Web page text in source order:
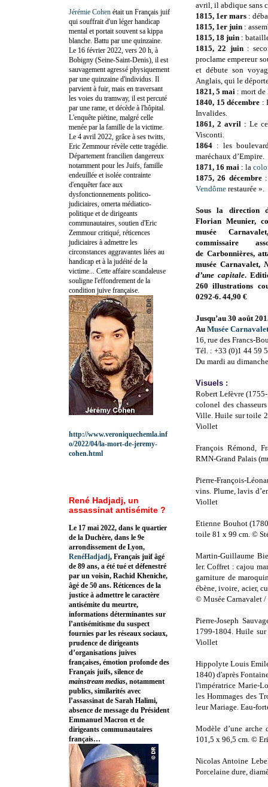
avril, il abdique sans
1815, 1er mars :
1815, 1er juin :
1815, 18 juin :
1815, 22 juin:
proclame empereur
et débute son
Anglais, qui le
1821, 5 mai : mort de
1840, 15 décembre :
Invalides.
1861, 2 avril : Le
Visconti.
1864 : les
maréchaux d’Empire.
1871, 16 mai : la
1875, 26 décembre:
Vendôme restaurée ».
Sous la direction
Florian Meunier,
musée
commissaire
de Carbonnières,
musée Carnavalet,
d’une capitale.
260 illustrations
0292-6. 44,90 €
Jusqu’au 30 août
Au Musée
16, rue des Francs-
Tél. : +33 (0)1 44 59
Du mardi au
Visuels :
Robert Lefèvre
colonel des
Ville. Huile sur toile
Viollet
François Rémond,
RMN-Grand Palais
Pierre-François-
vins. Plume, lavis
Viollet
Etienne Bouhot
toile 81 x 99 cm. ©
Martin-Guillaume
Ier. Coffret : cajou
garniture de
ébène, ivoire, acier,
© Musée Carnavalet
Pierre-Joseph
1799-1804. Huile
Viollet
Hippolyte Louis
1840) d'après
l'impératrice Marie-
les Hommages des
leur Mariage. Eau-
Modèle d’une
101,5 x 96,5 cm. ©
Nicolas Antoine
Porcelaine dure,
Jérémie Cohen était un Français juif
qui souffrait d'un léger handicap
mental et portait souvent sa kippa
blanche. Battu par une quinzaine.
Le 16 février 2022, vers 20 h, à
Bobigny (Seine-Saint-Denis), il est
sauvagement agressé physiquement
par une quinzaine d'individus. Il
parvient à fuir, mais en traversant
les voies du tramway, il est percuté
par une rame, et décède à l'hôpital.
L'enquête piétine, malgré celle
menée par la famille de la victime.
Le 4 avril 2022, grâce à ses twitts,
Eric Zemmour révèle cette tragédie.
Département francilien dangereux
notamment pour les Juifs, famille
endeuillée et isolée contrainte
d'enquêter face aux
dysfonctionnements politico-
judiciaires, omerta médiatico-
politique et de dirigeants
communautaires, soutien d'Eric
Zemmour critiqué, réticences
judiciaires à admettre les
circonstances aggravantes liées au
handicap et à la judéité de la
victime... Cette affaire scandaleuse
souligne l'effondrement de la
condition juive française.
http://www.veroniquechemla.inf
o/2022/04/la-mort-de-jeremy-
cohen.html
René Hadjadj, un
assassinat antisémite ?
Le 17 mai 2022, dans le quartier
de la Duchère, dans le 9e
arrondissement de Lyon,
RenéHadjadj, Français juif âgé
de 89 ans, a été tué et défenestré
par un voisin, Rachid Kheniche,
âgé de 50 ans. Réticences de la
justice à admettre le caractère
antisémite du meurtre,
informations déterminantes sur
l’antisémitisme du suspect
fournies par les réseaux sociaux,
prudence de dirigeants
d’organisations juives
françaises, émotion profonde des
Français juifs, silence de
mainstream medias, notamment
publics, similarités avec
l’assassinat de Sarah Halimi,
absence de message du Président
Emmanuel Macron et de
dirigeants communautaires
français…